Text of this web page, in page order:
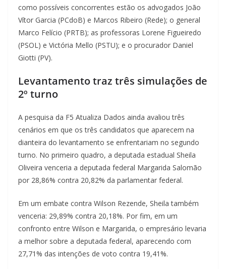
como possíveis concorrentes estão os advogados João
Vítor Garcia (PCdoB) e Marcos Ribeiro (Rede); o general
Marco Felício (PRTB); as professoras Lorene Figueiredo
(PSOL) e Victória Mello (PSTU); e o procurador Daniel
Giotti (PV).
Levantamento traz três simulações de
2º turno
A pesquisa da F5 Atualiza Dados ainda avaliou três
cenários em que os três candidatos que aparecem na
dianteira do levantamento se enfrentariam no segundo
turno. No primeiro quadro, a deputada estadual Sheila
Oliveira venceria a deputada federal Margarida Salomão
por 28,86% contra 20,82% da parlamentar federal.
Em um embate contra Wilson Rezende, Sheila também
venceria: 29,89% contra 20,18%. Por fim, em um
confronto entre Wilson e Margarida, o empresário levaria
a melhor sobre a deputada federal, aparecendo com
27,71% das intenções de voto contra 19,41%.